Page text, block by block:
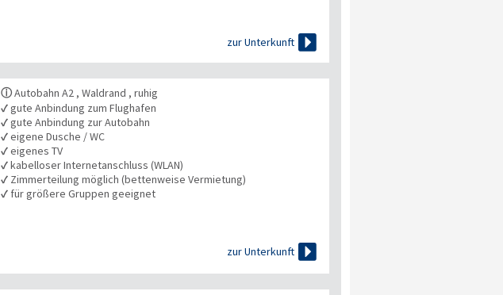
zur Unterkunft 
ⓘAutobahn A2 , Waldrand , ruhig
✓gute Anbindung zum Flughafen
✓gute Anbindung zur Autobahn
✓eigene Dusche / WC
✓eigenes TV
✓kabelloser Internetanschluss (WLAN)
✓ Zimmerteilung möglich (bettenweise Vermietung)
✓ für größere Gruppen geeignet
zur Unterkunft 